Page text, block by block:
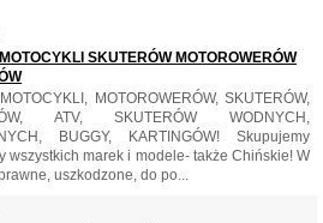
SKUTERÓW MOTOROWERÓW
MOTOROWERÓW, SKUTERÓW,
ATV, SKUTERÓW WODNYCH,
BUGGY, KARTINGÓW! Skupujemy
wszystkich marek i modele- także Chińskie! W
uszkodzone, do po...